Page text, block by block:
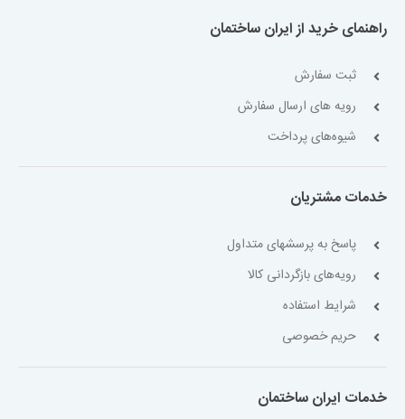
راهنمای خرید از ایران ساختمان
ثبت سفارش
رویه های ارسال سفارش
شیوه‌های پرداخت
خدمات مشتریان
پاسخ به پرسشهای متداول
رویه‌های بازگردانی کالا
شرایط استفاده
حریم خصوصی
خدمات ایران ساختمان